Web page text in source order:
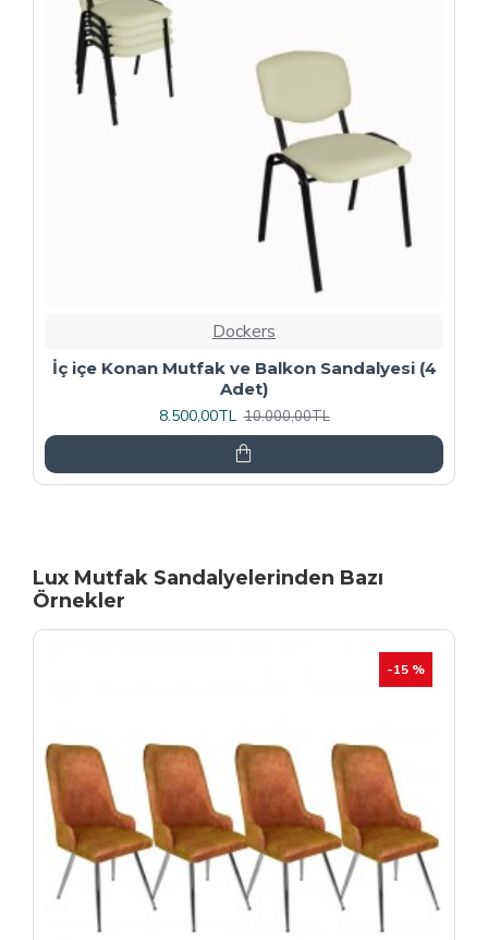
Dockers
Kapitoneli Sandalye (Deri) (4 Adet) - Yeşil
9.600,00TL 12.000,00TL
Lux Mutfak Sandalyelerinden Bazı
Örnekler
YENI
İHRAÇ FAZLASI
-20 %